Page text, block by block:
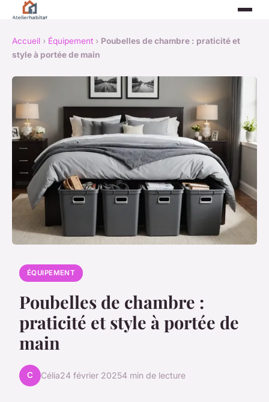
Accueil › Équipement › Poubelles de chambre : praticité et
style à portée de main
ÉQUIPEMENT
Poubelles de chambre :
praticité et style à portée de
main
C Célia24 février 20254 min de lecture